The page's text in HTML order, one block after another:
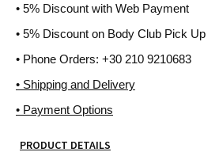
• 5% Discount with Web Payment
• 5% Discount on Body Club Pick Up
• Phone Orders: +30 210 9210683
• Shipping and Delivery
• Payment Options
PRODUCT DETAILS